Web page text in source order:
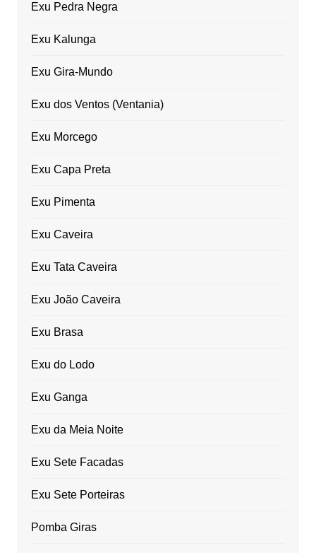
Exu Pedra Negra
Exu Kalunga
Exu Gira-Mundo
Exu dos Ventos (Ventania)
Exu Morcego
Exu Capa Preta
Exu Pimenta
Exu Caveira
Exu Tata Caveira
Exu João Caveira
Exu Brasa
Exu do Lodo
Exu Ganga
Exu da Meia Noite
Exu Sete Facadas
Exu Sete Porteiras
Pomba Giras